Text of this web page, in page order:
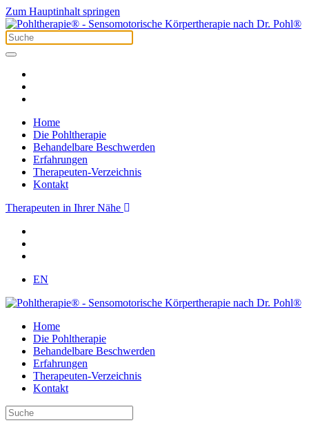
Zum Hauptinhalt springen
Home
Die Pohltherapie
Behandelbare Beschwerden
Erfahrungen
Therapeuten-Verzeichnis
Kontakt
Therapeuten in Ihrer Nähe
EN
Home
Die Pohltherapie
Behandelbare Beschwerden
Erfahrungen
Therapeuten-Verzeichnis
Kontakt